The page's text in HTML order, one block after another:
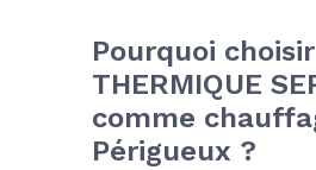
Pourquoi choisir
THERMIQUE
comme
Périgueux ?